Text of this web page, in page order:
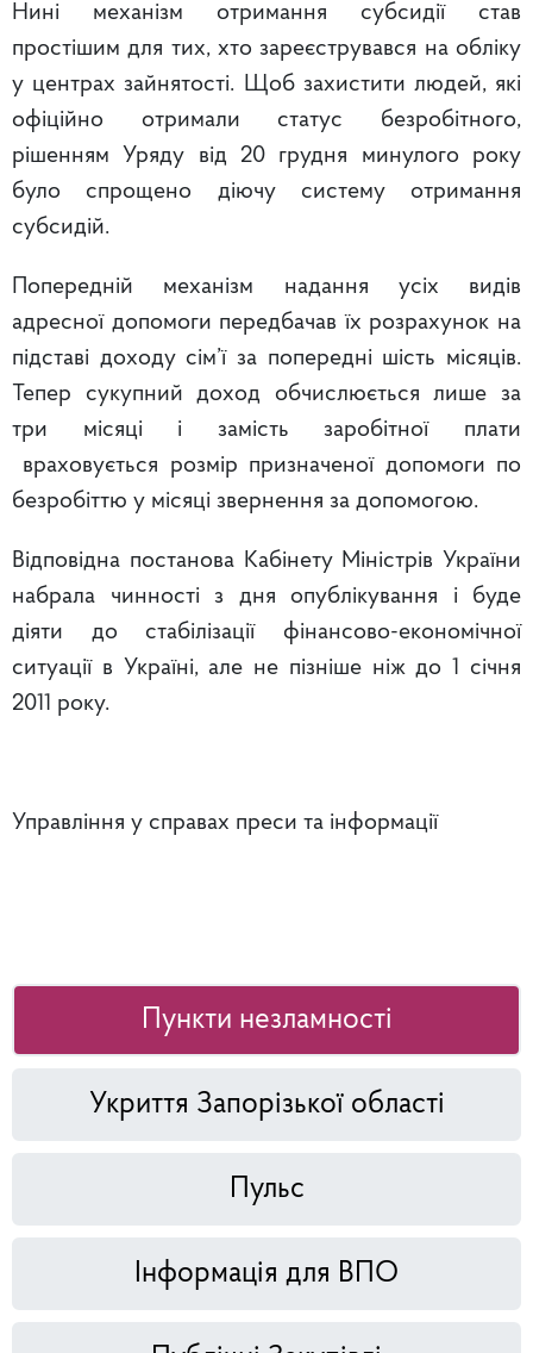
Нині механізм отримання субсидії став
простішим для тих, хто зареєструвався на обліку
у центрах зайнятості. Щоб захистити людей, які
офіційно отримали статус безробітного,
рішенням Уряду від 20 грудня минулого року
було спрощено діючу систему отримання
субсидій.
Попередній механізм надання усіх видів
адресної допомоги передбачав їх розрахунок на
підставі доходу сім’ї за попередні шість місяців.
Тепер сукупний доход обчислюється лише за
три місяці і замість заробітної плати
враховується розмір призначеної допомоги по
безробіттю у місяці звернення за допомогою.
Відповідна постанова Кабінету Міністрів України
набрала чинності з дня опублікування і буде
діяти до стабілізації фінансово-економічної
ситуації в Україні, але не пізніше ніж до 1 січня
2011 року.
Управління у справах преси та інформації
Пункти незламності
Укриття Запорізької області
Пульс
Інформація для ВПО